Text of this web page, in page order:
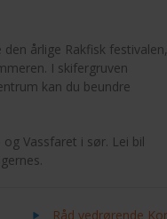
årlige Rakfisk festivalen,
I skifergruven
kan du beundre
Vassfaret i sør. Lei bil
Råd vedrørende